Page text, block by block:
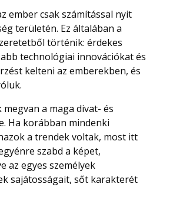
ember csak számítással nyit
területén. Ez általában a
történik: érdekes
technológiai innovációkat és
kelteni az emberekben, és
a maga divat- és
Ha korábban mindenki
a trendek voltak, most itt
szabd a képet,
az egyes személyek
sajátosságait, sőt karakterét